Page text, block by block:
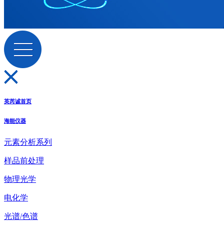
英芮诚首页
海能仪器
元素分析系列
样品前处理
物理光学
电化学
光谱/色谱